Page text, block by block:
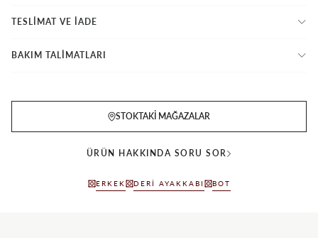
TESLİMAT VE İADE
BAKIM TALİMATLARI
STOKTAKI MAĞAZALAR
ÜRÜN HAKKINDA SORU SOR
ERKEK DERI AYAKKABI BOT